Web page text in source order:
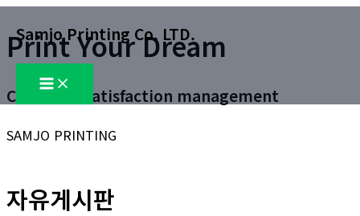
텐
츠
건
뛰
Samjo Printing Co. LTD.
Main
Menu
Print Your Dream
Customer satisfaction management
SAMJO PRINTING
자유게시판